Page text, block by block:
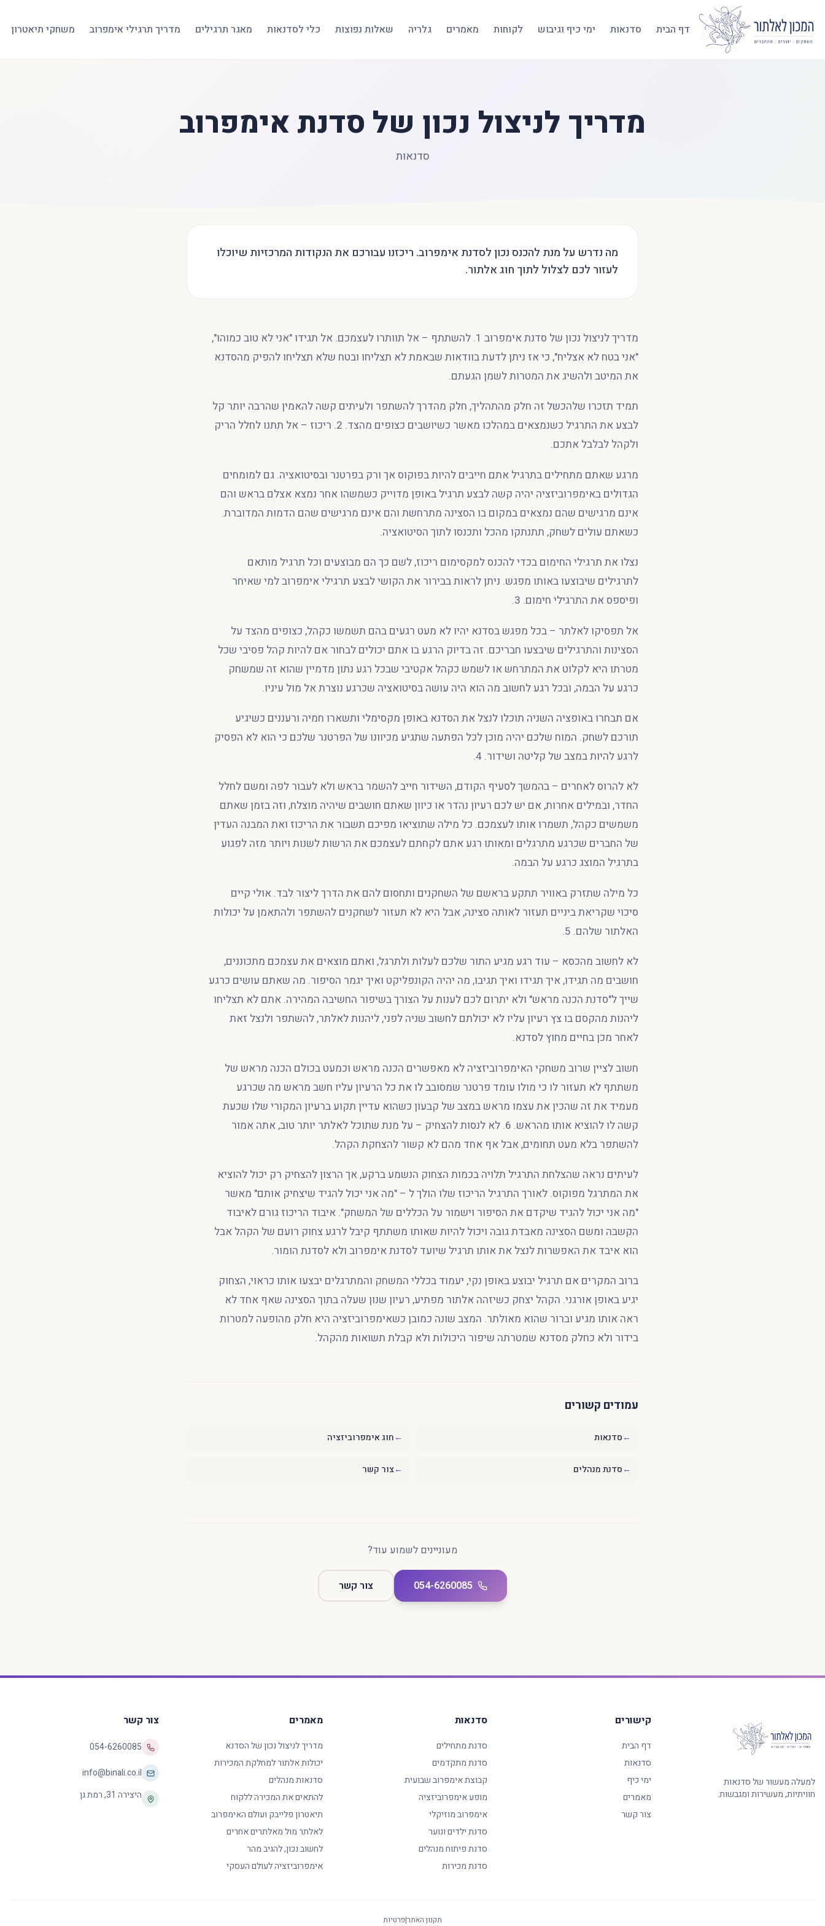
דף הבית סדנאות ימי כיף וגיבוש לקוחות מאמרים גלריה שאלות נפוצות כלי לסדנאות מאגר תרגילים מדריך תרגילי אימפרוב משחקי תיאטרון
מדריך לניצול נכון של סדנת אימפרוב
סדנאות
מה נדרש על מנת להכנס נכון לסדנת אימפרוב. ריכזנו עבורכם את הנקודות המרכזיות שיוכלו
לעזור לכם לצלול לתוך חוג אלתור.
מדריך לניצול נכון של סדנת אימפרוב 1. להשתתף – אל תוותרו לעצמכם. אל תגידו "אני לא טוב כמוהו",
"אני בטח לא אצליח", כי אז ניתן לדעת בוודאות שבאמת לא תצליחו ובטח שלא תצליחו להפיק מהסדנא
את המיטב ולהשיג את המטרות לשמן הגעתם.
תמיד תזכרו שלהכשל זה חלק מהתהליך, חלק מהדרך להשתפר ולעיתים קשה להאמין שהרבה יותר קל
לבצע את התרגיל כשנמצאים במהלכו מאשר כשיושבים כצופים מהצד. 2. ריכוז – אל תתנו לחלל הריק
ולקהל לבלבל אתכם.
מרגע שאתם מתחילים בתרגיל אתם חייבים להיות בפוקוס אך ורק בפרטנר ובסיטואציה. גם למומחים
הגדולים באימפרוביזציה יהיה קשה לבצע תרגיל באופן מדוייק כשמשהו אחר נמצא אצלם בראש והם
אינם מרגישים שהם נמצאים במקום בו הסצינה מתרחשת והם אינם מרגישים שהם הדמות המדוברת.
כשאתם עולים לשחק, תתנתקו מהכל ותכנסו לתוך הסיטואציה.
נצלו את תרגילי החימום בכדי להכנס למקסימום ריכוז, לשם כך הם מבוצעים וכל תרגיל מותאם
לתרגילים שיבוצעו באותו מפגש. ניתן לראות בבירור את הקושי לבצע תרגילי אימפרוב למי שאיחר
ופיספס את התרגילי חימום. 3.
אל תפסיקו לאלתר – בכל מפגש בסדנא יהיו לא מעט רגעים בהם תשמשו כקהל, כצופים מהצד על
הסצינות והתרגילים שיבצעו חבריכם. זה בדיוק הרגע בו אתם יכולים לבחור אם להיות קהל פסיבי שכל
מטרתו היא לקלוט את המתרחש או לשמש כקהל אקטיבי שבכל רגע נתון מדמיין שהוא זה שמשחק
כרגע על הבמה, ובכל רגע לחשוב מה הוא היה עושה בסיטואציה שכרגע נוצרת אל מול עיניו.
אם תבחרו באופציה השניה תוכלו לנצל את הסדנא באופן מקסימלי ותשארו חמיה ורעננים כשיגיע
תורכם לשחק. המוח שלכם יהיה מוכן לכל הפתעה שתגיע מכיוונו של הפרטנר שלכם כי הוא לא הפסיק
לרגע להיות במצב של קליטה ושידור. 4.
לא להרוס לאחרים – בהמשך לסעיף הקודם, השידור חייב להשמר בראש ולא לעבור לפה ומשם לחלל
החדר, ובמילים אחרות, אם יש לכם רעיון נהדר או כיוון שאתם חושבים שיהיה מוצלח, וזה בזמן שאתם
משמשים כקהל, תשמרו אותו לעצמכם. כל מילה שתוציאו מפיכם תשבור את הריכוז ואת המבנה העדין
של החברים שכרגע מתרגלים ומאותו רגע אתם לקחתם לעצמכם את הרשות לשנות ויותר מזה לפגוע
בתרגיל המוצג כרגע על הבמה.
כל מילה שתזרק באוויר תתקע בראשם של השחקנים ותחסום להם את הדרך ליצור לבד. אולי קיים
סיכוי שקריאת ביניים תעזור לאותה סצינה, אבל היא לא תעזור לשחקנים להשתפר ולהתאמן על יכולות
האלתור שלהם. 5.
לא לחשוב מהכסא – עוד רגע מגיע התור שלכם לעלות ולתרגל, ואתם מוצאים את עצמכם מתכוננים,
חושבים מה תגידו, איך תגידו ואיך תגיבו, מה יהיה הקונפליקט ואיך יגמר הסיפור. מה שאתם עושים כרגע
שייך ל"סדנת הכנה מראש" ולא יתרום לכם לענות על הצורך בשיפור החשיבה המהירה. אתם לא תצליחו
ליהנות מהקסם בו צץ רעיון עליו לא יכולתם לחשוב שניה לפני, ליהנות לאלתר, להשתפר ולנצל זאת
לאחר מכן בחיים מחוץ לסדנא.
חשוב לציין שרוב משחקי האימפרוביזציה לא מאפשרים הכנה מראש וכמעט בכולם הכנה מראש של
משתתף לא תעזור לו כי מולו עומד פרטנר שמסובב לו את כל הרעיון עליו חשב מראש מה שכרגע
מעמיד את זה שהכין את עצמו מראש במצב של קבעון כשהוא עדיין תקוע ברעיון המקורי שלו שכעת
קשה לו להוציא אותו מהראש. 6. לא לנסות להצחיק – על מנת שתוכל לאלתר יותר טוב, אתה אמור
להשתפר בלא מעט תחומים, אבל אף אחד מהם לא קשור להצחקת הקהל.
לעיתים נראה שהצלחת התרגיל תלויה בכמות הצחוק הנשמע ברקע, אך הרצון להצחיק רק יכול להוציא
את המתרגל מפוקוס. לאורך התרגיל הריכוז שלו הולך ל – "מה אני יכול להגיד שיצחיק אותם" מאשר
"מה אני יכול להגיד שיקדם את הסיפור וישמור על הכללים של המשחק". איבוד הריכוז גורם לאיבוד
הקשבה ומשם הסצינה מאבדת גובה ויכול להיות שאותו משתתף קיבל לרגע צחוק רועם של הקהל אבל
הוא איבד את האפשרות לנצל את אותו תרגיל שיועד לסדנת אימפרוב ולא לסדנת הומור.
ברוב המקרים אם תרגיל יבוצע באופן נקי, יעמוד בכללי המשחק והמתרגלים יבצעו אותו כראוי, הצחוק
יגיע באופן אורגני. הקהל יצחק כשיזהה אלתור מפתיע, רעיון שנון שעלה בתוך הסצינה שאף אחד לא
ראה אותו מגיע וברור שהוא מאולתר. המצב שונה כמובן כשאימפרוביזציה היא חלק מהופעה למטרות
בידור ולא כחלק מסדנא שמטרתה שיפור היכולות ולא קבלת תשואות מהקהל.
עמודים קשורים
←סדנאות ←חוג אימפרוביזציה
←סדנת מנהלים ←צור קשר
מעוניינים לשמוע עוד?
054-6260085 צור קשר
למעלה מעשור של סדנאות
חוויתיות, מעשירות ומגבשות.
קישורים
דף הבית
סדנאות
ימי כיף
מאמרים
צור קשר
סדנאות
סדנת מתחילים
סדנת מתקדמים
קבוצת אימפרוב שבועית
מופע אימפרוביזציה
אימפרוב מוזיקלי
סדנת ילדים ונוער
סדנת פיתוח מנהלים
סדנת מכירות
מאמרים
מדריך לניצול נכון של הסדנא
יכולות אלתור למחלקת המכירות
סדנאות מנהלים
להתאים את המכירה ללקוח
תיאטרון פלייבק ועולם האימפרוב
לאלתר מול מאלתרים אחרים
לחשוב נכון, להגיב מהר
אימפרוביזציה לעולם העסקי
צור קשר
054-6260085
info@binali.co.il
היצירה 31
,רמת גן
תקנון האתר|פרטיות